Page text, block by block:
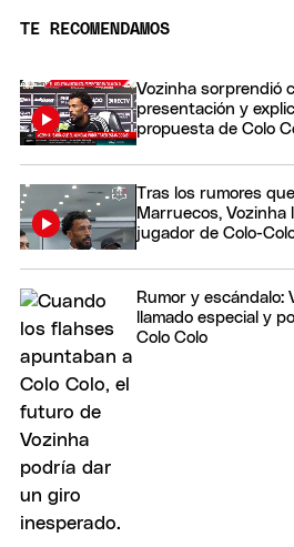
TE RECOMENDAMOS
Vozinha sorprendió
presentación y
propuesta de Colo
Tras los rumores
Marruecos, Vozinha
jugador de Colo-
Rumor y escándalo:
llamado especial y
Colo Colo